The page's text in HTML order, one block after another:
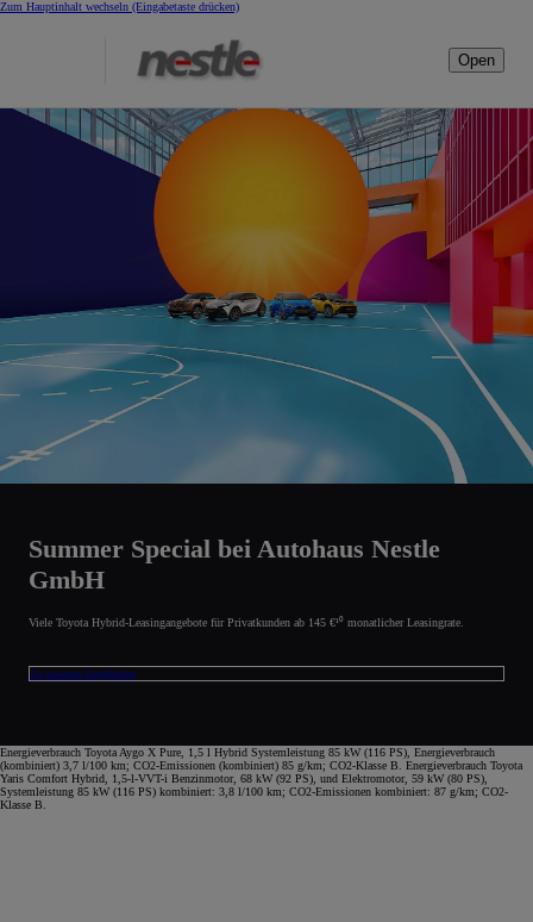
Zum Hauptinhalt wechseln (Eingabetaste drücken)
Open
Summer Special bei Autohaus Nestle
GmbH
Viele Toyota Hybrid-Leasingangebote für Privatkunden ab 145 €¹⁰ monatlicher Leasingrate.
Zu unseren Angeboten
Energieverbrauch Toyota Aygo X Pure, 1,5 l Hybrid Systemleistung 85 kW (116 PS), Energieverbrauch
(kombiniert) 3,7 l/100 km; CO2-Emissionen (kombiniert) 85 g/km; CO2-Klasse B. Energieverbrauch Toyota
Yaris Comfort Hybrid, 1,5-l-VVT-i Benzinmotor, 68 kW (92 PS), und Elektromotor, 59 kW (80 PS),
Systemleistung 85 kW (116 PS) kombiniert: 3,8 l/100 km; CO2-Emissionen kombiniert: 87 g/km; CO2-
Klasse B.